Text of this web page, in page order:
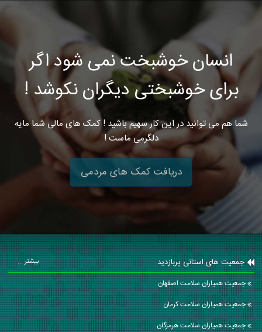
انسان خوشبخت نمی شود اگر
برای خوشبختی دیگران نکوشد !
شما هم می توانید در این کار سهیم باشید ! کمک های مالی شما مایه
دلگرمی ماست !
دریافت کمک های مردمی
جمعیت های استانی پربازدید بیشتر ...
جمعیت همیاران سلامت اصفهان
جمعیت همیاران سلامت كرمان
جمعیت همیاران سلامت هرمزگان